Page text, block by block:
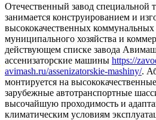
Отечественный завод
занимается конструированием и
высококачественных
муниципального хозяйства и
действующем списке завода
ассенизаторские машины https://
avimash.ru/assenizatorskie-mashiny/.
монтируется на
зарубежные автотранспортные
высочайшую проходимость и
климатическим условиям